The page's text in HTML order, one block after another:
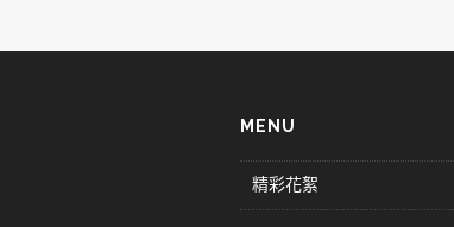
MENU
精彩花絮